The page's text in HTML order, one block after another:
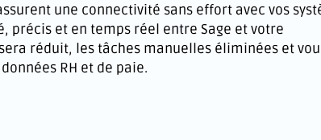
une connectivité sans effort avec vos
précis et en temps réel entre Sage et votre
réduit, les tâches manuelles éliminées et
RH et de paie.